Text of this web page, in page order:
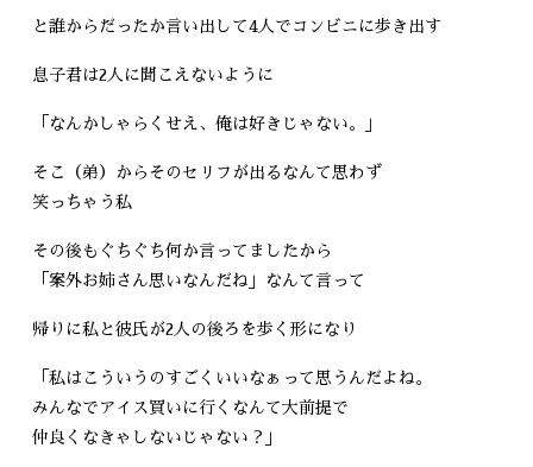
と誰からだったか言い出して4人でコンビニに歩き出す
息子君は2人に聞こえないように
「なんかしゃらくせえ、俺は好きじゃない。」
そこ（弟）からそのセリフが出るなんて思わず
笑っちゃう私
その後もぐちぐち何か言ってましたから
「案外お姉さん思いなんだね」なんて言って
帰りに私と彼氏が2人の後ろを歩く形になり
「私はこういうのすごくいいなぁって思うんだよね。
みんなでアイス買いに行くなんて大前提で
仲良くなきゃしないじゃない？」